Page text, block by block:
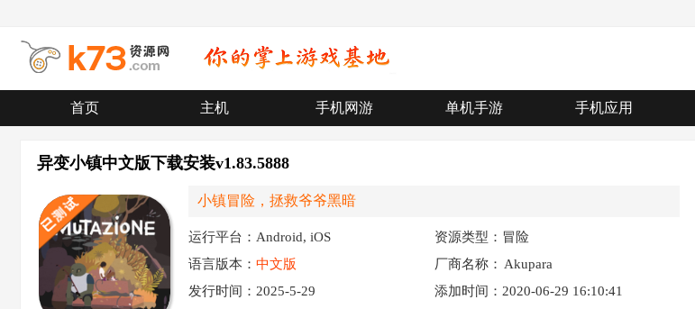
首页 主机 手机网游 单机手游 手机应用
异变小镇中文版下载安装v1.83.5888
小镇冒险，拯救爷爷黑暗
运行平台：Android, iOS
资源类型：冒险
语言版本： 中文版 厂商名称： Akupara
Games
发行时间：2025-5-29
添加时间：2020-06-29 16:10:41